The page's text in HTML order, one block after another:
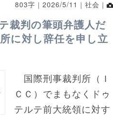
803字｜ 2026/5/11 ｜社会｜
裁判の筆頭弁護人だ
に対し辞任を申し立
国際刑事裁判所（Ｉ
ＣＣ）でまもなくドゥ
テルテ前大統領に対す